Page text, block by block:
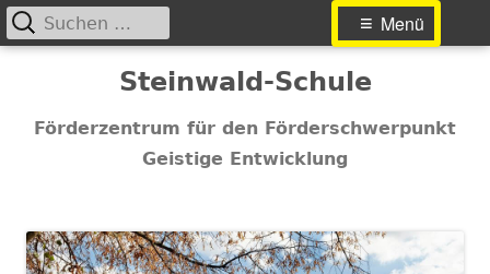
Inhalt
Steinwald-Schule
Förderzentrum für den Förderschwerpunkt
Geistige Entwicklung
Primäres
Menü
Suchen
nach: